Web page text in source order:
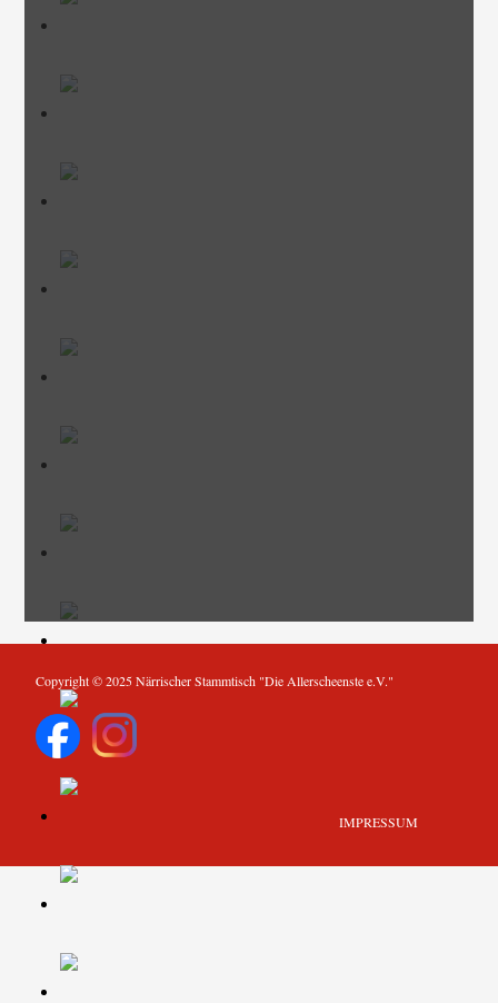
Copyright © 2025 Närrischer Stammtisch "Die Allerscheenste e.V."
IMPRESSUM